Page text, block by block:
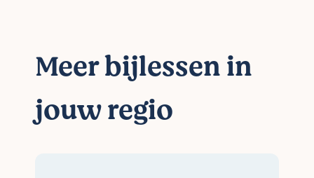
Meer bijlessen in
jouw regio